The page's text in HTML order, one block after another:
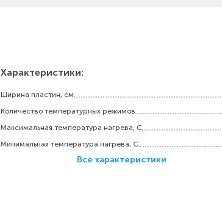
Характеристики:
Ширина пластин, см
Количество температурных режимов
Максимальная температура нагрева, С
Минимальная температура нагрева, С
Все характеристики